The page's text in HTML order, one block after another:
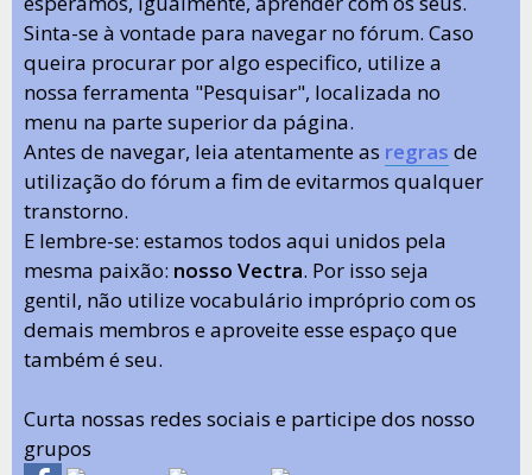
Sinta-se à vontade para navegar no fórum. Caso
queira procurar por algo especifico, utilize a
nossa ferramenta "Pesquisar", localizada no
menu na parte superior da página.
Antes de navegar, leia atentamente as regras de
utilização do fórum a fim de evitarmos qualquer
transtorno.
E lembre-se: estamos todos aqui unidos pela
mesma paixão: nosso Vectra. Por isso seja
gentil, não utilize vocabulário impróprio com os
demais membros e aproveite esse espaço que
também é seu.
Curta nossas redes sociais e participe dos nosso
grupos